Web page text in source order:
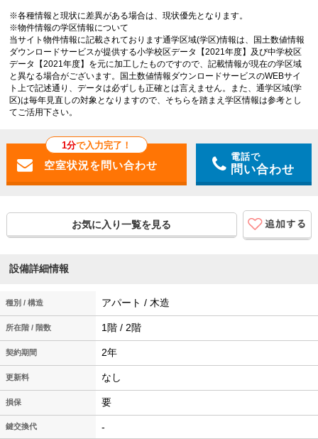
※各種情報と現状に差異がある場合は、現状優先となります。
※物件情報の学区情報について
当サイト物件情報に記載されております通学区域(学区)情報は、国土数値情報
ダウンロードサービスが提供する小学校区データ【2021年度】及び中学校区
データ【2021年度】を元に加工したものですので、記載情報が現在の学区域
と異なる場合がございます。国土数値情報ダウンロードサービスのWEBサイ
ト上で記述通り、データは必ずしも正確とは言えません。また、通学区域(学
区)は毎年見直しの対象となりますので、そちらを踏まえ学区情報は参考とし
てご活用下さい。
1分で入力完了！
電話で
問い合わせ
お気に入り一覧を見る
設備詳細情報
種別 / 構造 アパート / 木造
所在階 / 階数 1階 / 2階
契約期間 2年
更新料 なし
損保 要
鍵交換代 -